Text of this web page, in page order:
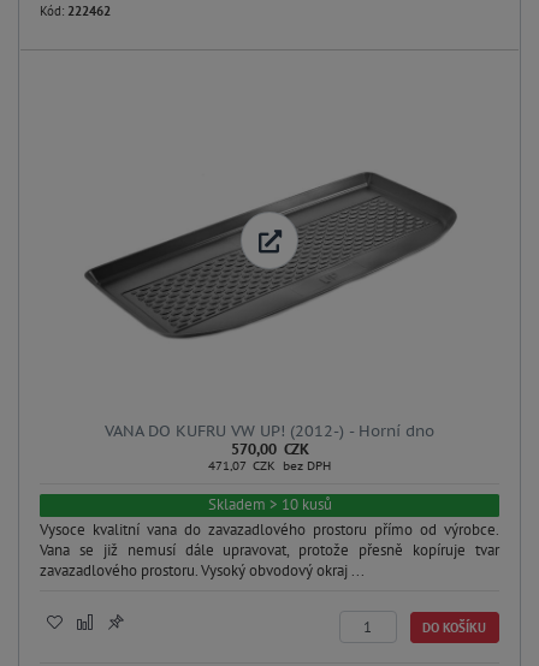
Kód: 222462
VANA DO KUFRU VW UP! (2012-) - Horní dno
570,00 CZK
471,07 CZK bez DPH
Skladem > 10 kusů
Vysoce kvalitní vana do zavazadlového prostoru přímo od výrobce.
Vana se již nemusí dále upravovat, protože přesně kopíruje tvar
zavazadlového prostoru. Vysoký obvodový okraj ...
DO KOŠÍKU